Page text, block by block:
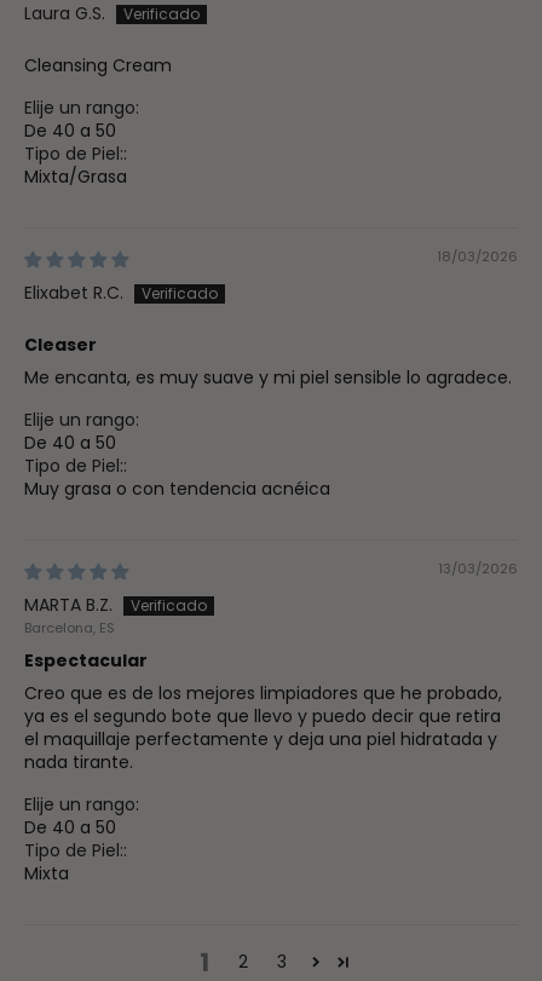
Laura G.S.
Cleansing Cream
Elije un rango:
De 40 a 50
Tipo de Piel::
Mixta/Grasa
18/03/2026
Elixabet R.C.
Cleaser
Me encanta, es muy suave y mi piel sensible lo agradece.
Elije un rango:
De 40 a 50
Tipo de Piel::
Muy grasa o con tendencia acnéica
13/03/2026
MARTA B.Z.
Barcelona, ES
Espectacular
Creo que es de los mejores limpiadores que he probado,
ya es el segundo bote que llevo y puedo decir que retira
el maquillaje perfectamente y deja una piel hidratada y
nada tirante.
Elije un rango:
De 40 a 50
Tipo de Piel::
Mixta
1 2 3